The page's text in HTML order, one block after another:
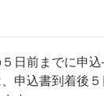
日前までに申
申込書到着後